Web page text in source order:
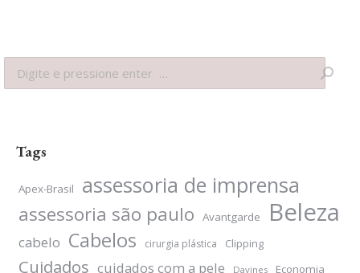
Search:
Tags
Apex-Brasil assessoria de imprensa
assessoria são paulo Avantgarde Beleza
cabelo Cabelos cirurgia plástica Clipping
Cuidados cuidados com a pele Davines Economia